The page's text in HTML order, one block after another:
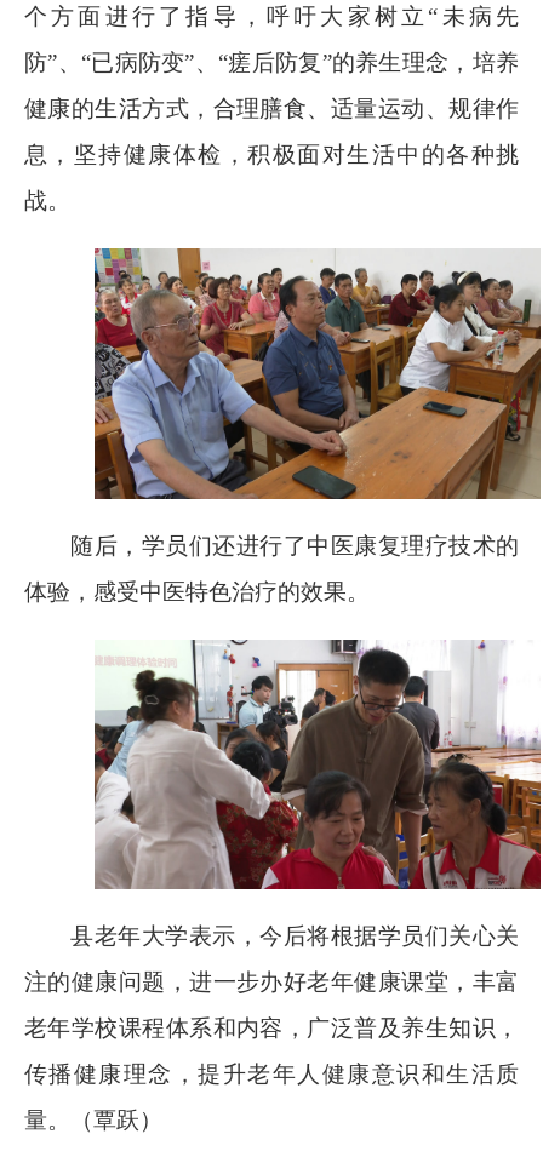
个方面进行了指导，呼吁大家树立“未病先
防”、“已病防变”、“瘥后防复”的养生理念，培养
健康的生活方式，合理膳食、适量运动、规律作
息，坚持健康体检，积极面对生活中的各种挑
战。
随后，学员们还进行了中医康复理疗技术的
体验，感受中医特色治疗的效果。
县老年大学表示，今后将根据学员们关心关
注的健康问题，进一步办好老年健康课堂，丰富
老年学校课程体系和内容，广泛普及养生知识，
传播健康理念，提升老年人健康意识和生活质
量。（覃跃）